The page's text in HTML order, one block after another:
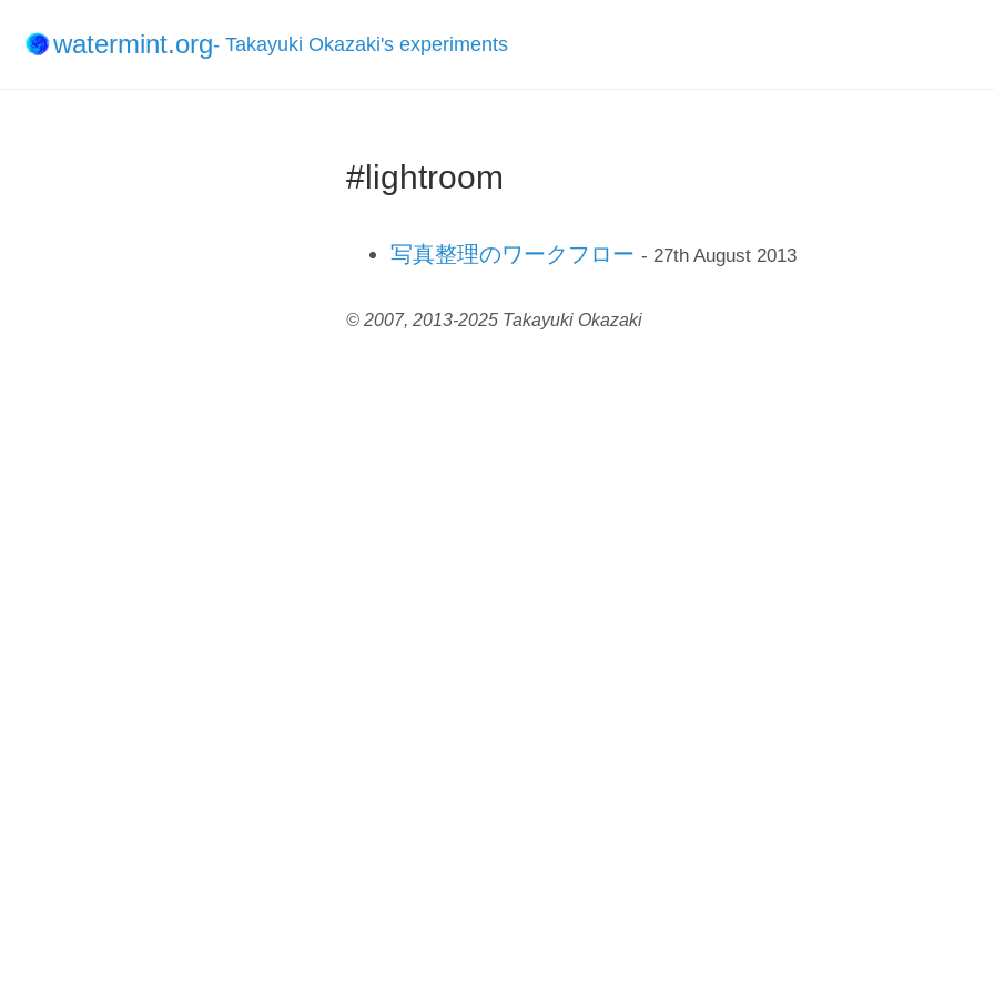
watermint.org- Takayuki Okazaki's experiments
#lightroom
写真整理のワークフロー - 27th August 2013
© 2007, 2013-2025 Takayuki Okazaki